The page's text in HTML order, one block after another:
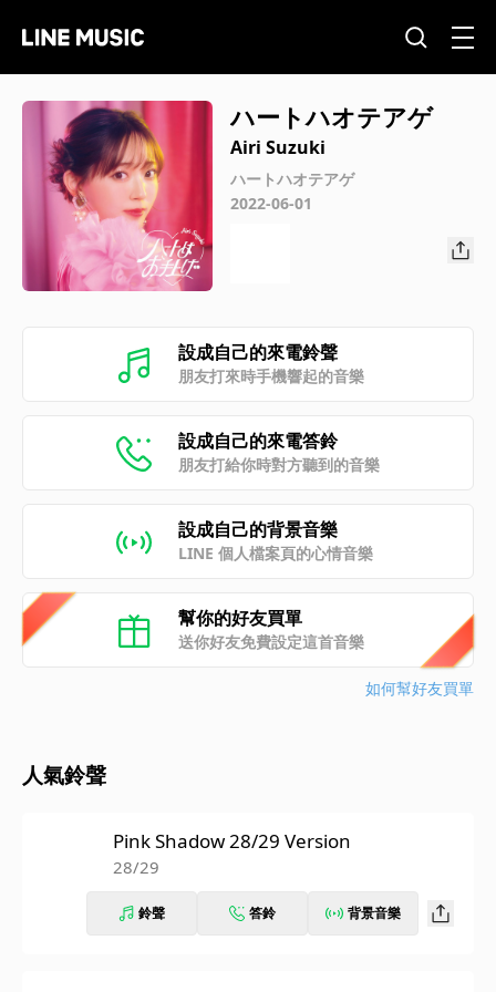
ハートハオテアゲ
Airi Suzuki
ハートハオテアゲ
2022-06-01
設成自己的來電鈴聲
朋友打來時手機響起的音樂
設成自己的來電答鈴
朋友打給你時對方聽到的音樂
設成自己的背景音樂
LINE 個人檔案頁的心情音樂
幫你的好友買單
送你好友免費設定這首音樂
如何幫好友買單
人氣鈴聲
Pink Shadow 28/29 Version
28/29
鈴聲 答鈴 背景音樂